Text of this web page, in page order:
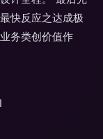
快反应之达成极
务类创价值作